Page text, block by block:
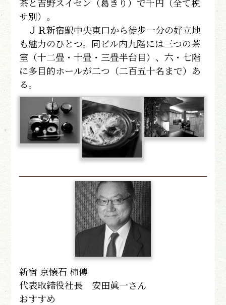
茶と吉野スイセン（葛きり）で千円（全て税
サ別）。
ＪＲ新宿駅中央東口から徒歩一分の好立地
も魅力のひとつ。同ビル内九階には三つの茶
室（十二畳・十畳・三畳半台目）、六・七階
に多目的ホールが二つ（二百五十名まで）あ
る。
新宿 京懐石 柿傳
代表取締役社長 安田眞一さん
おすすめ